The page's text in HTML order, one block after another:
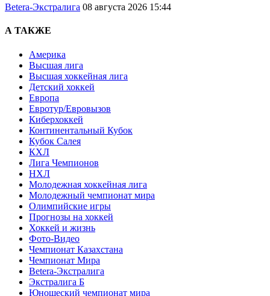
Betera-Экстралига 08 августа 2026 15:44
А ТАКЖЕ
Америка
Высшая лига
Высшая хоккейная лига
Детский хоккей
Европа
Евротур/Евровызов
Киберхоккей
Континентальный Кубок
Кубок Салея
КХЛ
Лига Чемпионов
НХЛ
Молодежная хоккейная лига
Молодежный чемпионат мира
Олимпийские игры
Прогнозы на хоккей
Хоккей и жизнь
Фото-Видео
Чемпионат Казахстана
Чемпионат Мира
Betera-Экстралига
Экстралига Б
Юношеский чемпионат мира